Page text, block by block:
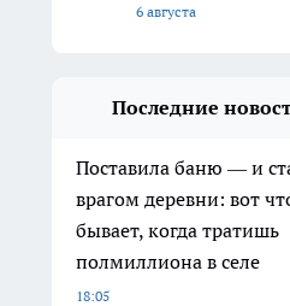
6 августа
Последние
Поставила баню — и
врагом деревни: вот
бывает, когда тратишь
полмиллиона в селе
18:05